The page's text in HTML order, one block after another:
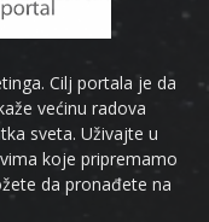
Cilj portala je da
većinu radova
sveta. Uživajte u
koje pripremamo
da pronađete na